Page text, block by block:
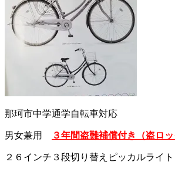
那珂市中学通学自転車対応
男女兼用 ３年間盗難補償付き（盗ロッ
２６インチ３段切り替えピッカルライ